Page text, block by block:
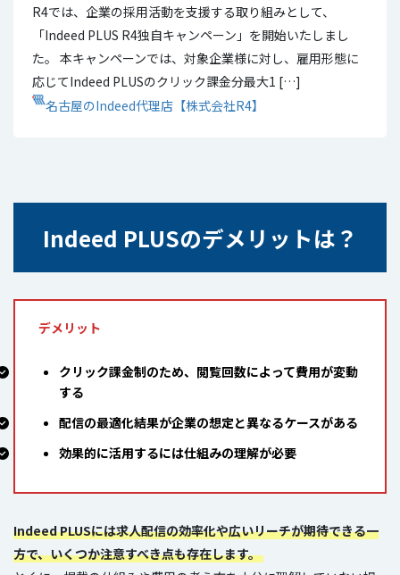
R4では、企業の採用活動を支援する取り組みとして、
「Indeed PLUS R4独自キャンペーン」を開始いたしまし
た。 本キャンペーンでは、対象企業様に対し、雇用形態に
応じてIndeed PLUSのクリック課金分最大1 […]
名古屋のIndeed代理店【株式会社R4】
Indeed PLUSのデメリットは？
デメリット
クリック課金制のため、閲覧回数によって費用が変動
する
配信の最適化結果が企業の想定と異なるケースがある
効果的に活用するには仕組みの理解が必要
Indeed PLUSには求人配信の効率化や広いリーチが期待できる一
方で、いくつか注意すべき点も存在します。